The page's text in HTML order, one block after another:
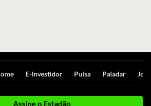
E-Investidor Pulsa Paladar
Assine o Estadão